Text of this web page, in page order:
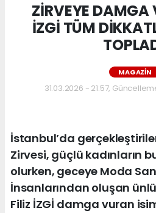
ZİRVEYE DAMGA
İZGİ TÜM
MAGAZIN
31.03.2026 - 21:57,
İstanbul’da
Zirvesi, güçlü kadınların
olurken, geceye Moda
İnsanlarından oluşan
Filiz İZGİ damga vuran